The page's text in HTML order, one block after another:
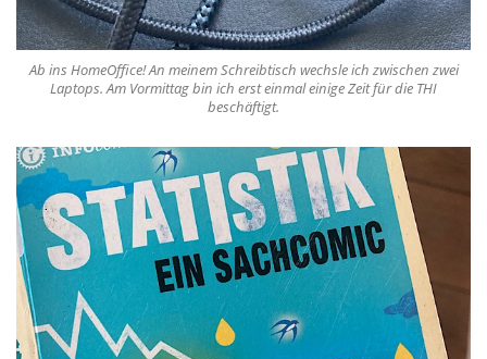
Ab ins HomeOffice! An meinem Schreibtisch wechsle ich zwischen zwei
Laptops. Am Vormittag bin ich erst einmal einige Zeit für die THI
beschäftigt.